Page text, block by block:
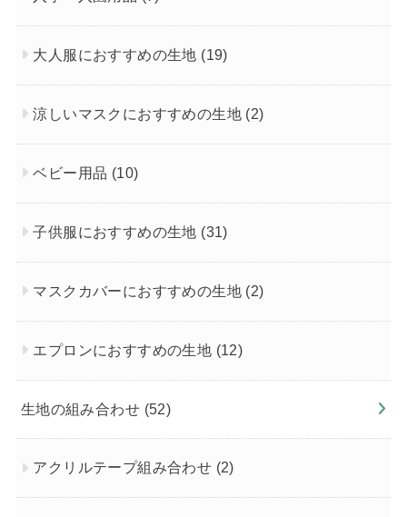
大人服におすすめの生地 (19)
涼しいマスクにおすすめの生地 (2)
ベビー用品 (10)
子供服におすすめの生地 (31)
マスクカバーにおすすめの生地 (2)
エプロンにおすすめの生地 (12)
生地の組み合わせ (52)
アクリルテープ組み合わせ (2)